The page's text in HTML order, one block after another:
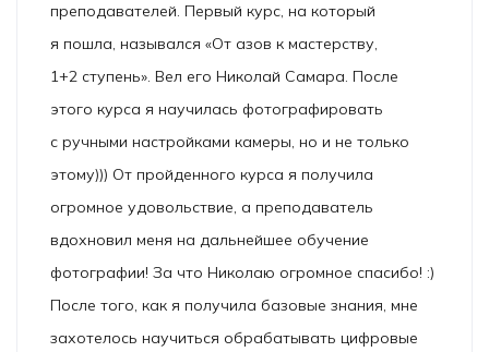
преподавателей. Первый курс, на который
я пошла, назывался «От азов к мастерству,
1+2 ступень». Вел его Николай Самара. После
этого курса я научилась фотографировать
с ручными настройками камеры, но и не только
этому))) От пройденного курса я получила
огромное удовольствие, а преподаватель
вдохновил меня на дальнейшее обучение
фотографии! За что Николаю огромное спасибо! :)
После того, как я получила базовые знания, мне
захотелось научиться обрабатывать цифровые